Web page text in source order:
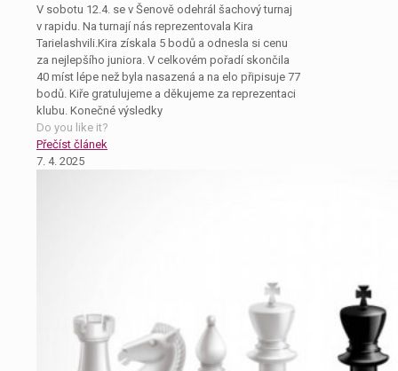
V sobotu 12.4. se v Šenově odehrál šachový turnaj
v rapidu. Na turnají nás reprezentovala Kira
Tarielashvili.Kira získala 5 bodů a odnesla si cenu
za nejlepšího juniora. V celkovém pořadí skončila
40 míst lépe než byla nasazená a na elo připisuje 77
bodů. Kiře gratulujeme a děkujeme za reprezentaci
klubu. Konečné výsledky
Do you like it?
Přečíst článek
7. 4. 2025